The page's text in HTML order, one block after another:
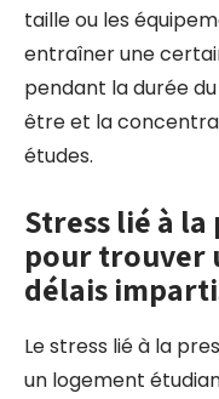
taille ou les
entraîner une
pendant la durée
être et la
études.
Stress lié à
pour trouver
délais
Le stress lié à la
un logement